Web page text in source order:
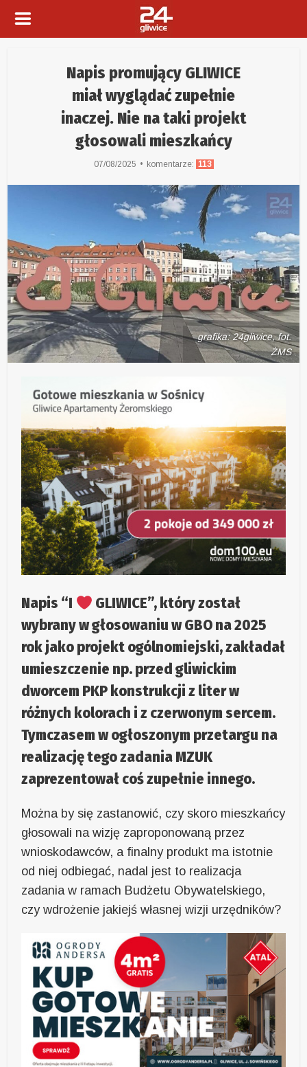
Napis promujący GLIWICE
miał wyglądać zupełnie
inaczej. Nie na taki projekt
głosowali mieszkańcy
07/08/2025 komentarze: 113
grafika: 24gliwice, fot.
ŻMS
Napis “I
GLIWICE”, który został
wybrany w głosowaniu w GBO na 2025
rok jako projekt ogólnomiejski, zakładał
umieszczenie np. przed gliwickim
dworcem PKP konstrukcji z liter w
różnych kolorach i z czerwonym sercem.
Tymczasem w ogłoszonym przetargu na
realizację tego zadania MZUK
zaprezentował coś zupełnie innego.
Można by się zastanowić, czy skoro mieszkańcy
głosowali na wizję zaproponowaną przez
wnioskodawców, a finalny produkt ma istotnie
od niej odbiegać, nadal jest to realizacja
zadania w ramach Budżetu Obywatelskiego,
czy wdrożenie jakiejś własnej wizji urzędników?